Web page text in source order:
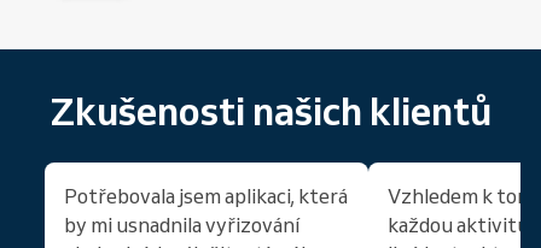
Zkušenosti našich klientů
Potřebovala jsem aplikaci, která
by mi usnadnila vyřizování
Vzhledem k
každou aktivitu